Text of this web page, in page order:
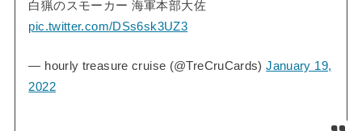
白猟のスモーカー 海軍本部大佐
pic.twitter.com/DSs6sk3UZ3
— hourly treasure cruise (@TreCruCards)January 19,
2022